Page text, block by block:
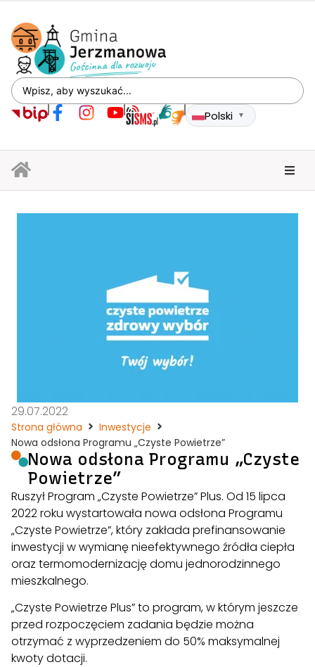
Polski ▼
29.07.2022
Strona główna
Inwestycje
Nowa odsłona Programu „Czyste Powietrze”
Nowa odsłona Programu „Czyste
Powietrze”
Ruszył Program „Czyste Powietrze” Plus. Od 15 lipca
2022 roku wystartowała nowa odsłona Programu
„Czyste Powietrze”, który zakłada prefinansowanie
inwestycji w wymianę nieefektywnego źródła ciepła
oraz termomodernizację domu jednorodzinnego
mieszkalnego.
„Czyste Powietrze Plus” to program, w którym jeszcze
przed rozpoczęciem zadania będzie można
otrzymać z wyprzedzeniem do 50% maksymalnej
kwoty dotacji.